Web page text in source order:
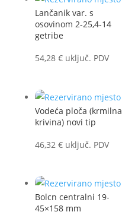
Lančanik var. s
osovinom 2-25,4-14
getribe
54,28 € uključ. PDV
Vodeća ploča (krmilna
krivina) novi tip
46,32 € uključ. PDV
Bolcn centralni 19-
45×158 mm